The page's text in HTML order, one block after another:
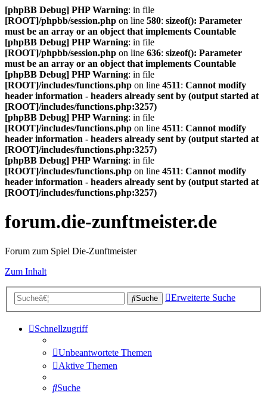
[phpBB Debug] PHP Warning: in file
[ROOT]/phpbb/session.php on line 580: sizeof(): Parameter
must be an array or an object that implements Countable
[phpBB Debug] PHP Warning: in file
[ROOT]/phpbb/session.php on line 636: sizeof(): Parameter
must be an array or an object that implements Countable
[phpBB Debug] PHP Warning: in file
[ROOT]/includes/functions.php on line 4511: Cannot modify
header information - headers already sent by (output started at
[ROOT]/includes/functions.php:3257)
[phpBB Debug] PHP Warning: in file
[ROOT]/includes/functions.php on line 4511: Cannot modify
header information - headers already sent by (output started at
[ROOT]/includes/functions.php:3257)
[phpBB Debug] PHP Warning: in file
[ROOT]/includes/functions.php on line 4511: Cannot modify
header information - headers already sent by (output started at
[ROOT]/includes/functions.php:3257)
forum.die-zunftmeister.de
Forum zum Spiel Die-Zunftmeister
Zum Inhalt
Suche Erweiterte Suche
Schnellzugriff
Unbeantwortete Themen
Aktive Themen
Suche